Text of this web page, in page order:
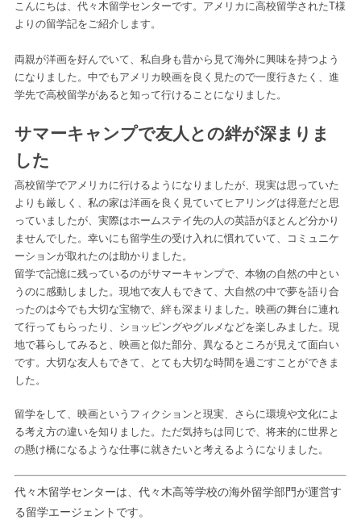
こんにちは、代々木留学センターです。アメリカに高校留学されたT様
よりの留学記をご紹介します。
両親が洋画を好んでいて、私自身も昔から見て海外に興味を持つよう
になりました。中でもアメリカ映画を良く見たので一度行きたく、進
学先で高校留学があると知って行けることになりました。
サマーキャンプで友人との絆が深まりま
した
高校留学でアメリカに行けるようになりましたが、現実は思っていた
よりも厳しく、私の家は洋画を良く見ていてヒアリングは得意だと思
っていましたが、実際はホームステイ先の人の英語がほとんど分かり
ませんでした。幸いにも留学生の受け入れに慣れていて、コミュニケ
ーションが取れたのは助かりました。
留学で記憶に残っているのがサマーキャンプで、本物の自然の中とい
うのに感動しました。現地で友人もできて、大自然の中で夢を語り合
ったのは今でも大切な宝物で、絆も深まりました。映画の舞台に連れ
て行ってもらったり、ショッピングやグルメなどを楽しみました。現
地で暮らしてみると、映画と似た部分、異なるところが見えて面白い
です。大切な友人もできて、とても大切な時間を過ごすことができま
した。
留学をして、映画というフィクションと現実、さらに環境や文化によ
る考え方の違いを知りました。ただ気持ちは同じで、将来的に世界と
の懸け橋になるような仕事に就きたいと考えるようになりました。
代々木留学センターは、代々木高等学校の海外留学部門が運営す
る留学エージェントです。